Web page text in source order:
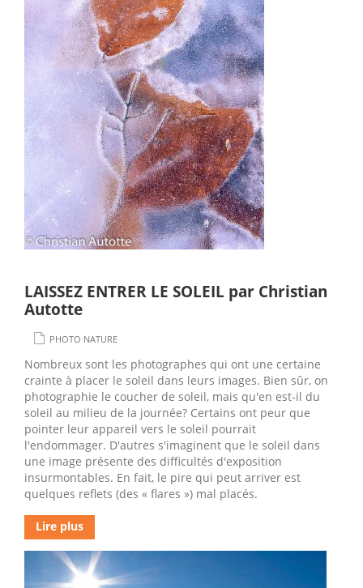
LAISSEZ ENTRER LE SOLEIL par Christian
Autotte
PHOTO NATURE
Nombreux sont les photographes qui ont une certaine
crainte à placer le soleil dans leurs images. Bien sûr, on
photographie le coucher de soleil, mais qu'en est-il du
soleil au milieu de la journée? Certains ont peur que
pointer leur appareil vers le soleil pourrait
l'endommager. D'autres s'imaginent que le soleil dans
une image présente des difficultés d'exposition
insurmontables. En fait, le pire qui peut arriver est
quelques reflets (des « flares ») mal placés.
Lire plus